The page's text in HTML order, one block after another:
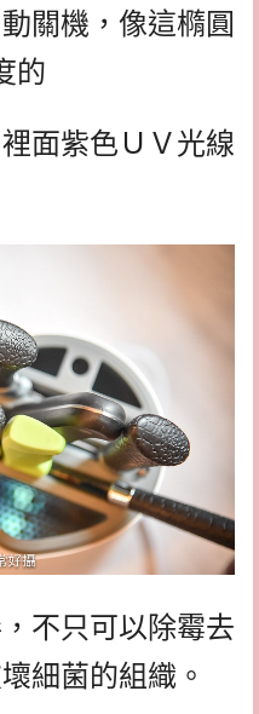
關機，像這橢圓
的
面紫色ＵＶ光線
不只可以除霉去
細菌的組織。